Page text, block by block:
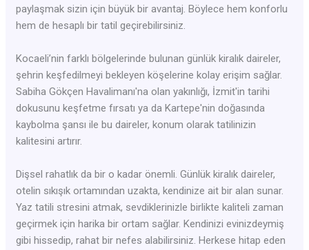
paylaşmak sizin için büyük bir avantaj. Böylece hem konforlu
hem de hesaplı bir tatil geçirebilirsiniz.
Kocaeli’nin farklı bölgelerinde bulunan günlük kiralık daireler,
şehrin keşfedilmeyi bekleyen köşelerine kolay erişim sağlar.
Sabiha Gökçen Havalimanı'na olan yakınlığı, İzmit'in tarihi
dokusunu keşfetme fırsatı ya da Kartepe'nin doğasında
kaybolma şansı ile bu daireler, konum olarak tatilinizin
kalitesini artırır.
Dişsel rahatlık da bir o kadar önemli. Günlük kiralık daireler,
otelin sıkışık ortamından uzakta, kendinize ait bir alan sunar.
Yaz tatili stresini atmak, sevdiklerinizle birlikte kaliteli zaman
geçirmek için harika bir ortam sağlar. Kendinizi evinizdeymiş
gibi hissedip, rahat bir nefes alabilirsiniz. Herkese hitap eden